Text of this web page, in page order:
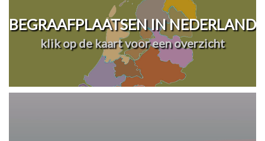
BEGRAAFPLAATSEN IN NEDERLAND
klik op de kaart voor een overzicht